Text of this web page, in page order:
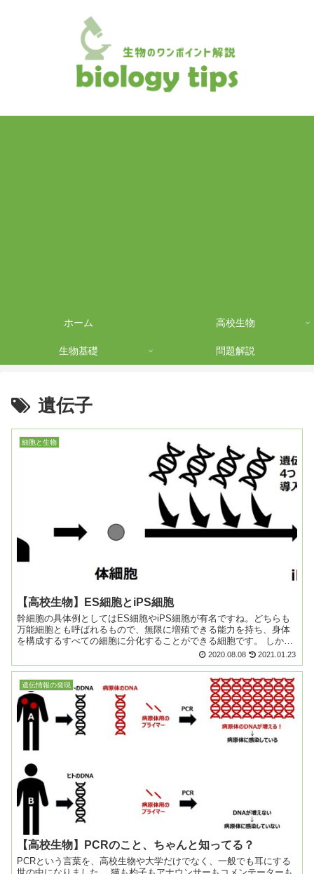
ホーム 高校生物
生物基礎 問題解説
遺伝子
細胞と生物
【高校生物】ES細胞とiPS細胞
幹細胞の具体例としてはES細胞やiPS細胞が有名ですね。どちらも
万能細胞とも呼ばれるもので、無限に増殖できる能力を持ち、身体
を構成するすべての細胞に分化することができる細胞です。 しか
し、ES細胞とiPS細胞がどう違うのか、ちょっと...2020.08.08 2021.01.23
遺伝情報の発現
【高校生物】PCRのこと、ちゃんと知ってる？
PCRという言葉を、高校生物や大学だけでなく、一般でも耳にする